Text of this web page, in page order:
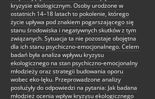
kryzysie ekologicznym. Osoby urodzone w
ostatnich 14–18 latach to pokolenie, którego
życie upływa pod znakiem pogarszającego się
stanu środowiska i negatywnych skutków z tym
związanych. Sytuacja ta nie pozostaje obojętna
dla ich stanu psychiczno-emocjonalnego. Celem
badań była analiza wpływu kryzysu
ekologicznego na stan psychiczno-emocjonalny
młodzieży oraz strategii budowania oporu
wobec eko-lęku. Przeprowadzone analizy
posłużyły do odpowiedzi na pytania: Jak badana
młodzież ocenia wpływ kryzysu ekologicznego